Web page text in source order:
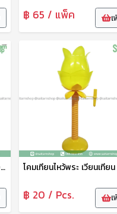
฿ 65 / แพ็ค
กระดาษห่อเหรียญแบบลาย 100แผ่น 0
฿ 20 / Pcs.